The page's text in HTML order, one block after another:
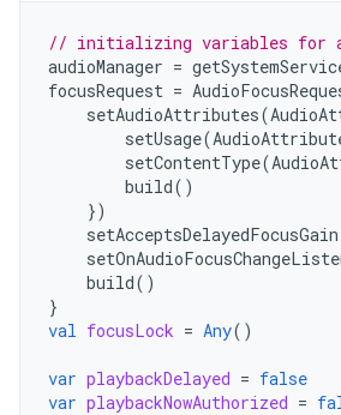
// initializing variables for
audioManager =
focusRequest =
setAudioAttributes(
setUsage(
setContentType(
build()
})
setAcceptsDelayedFocusGain
build()
}
val focusLock = Any()
var playbackDelayed = false
var playbackNowAuthorized =